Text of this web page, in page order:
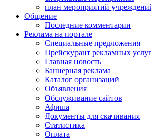
план мероприятий
Общение
Последние комментарии
Реклама на портале
Специальные предложения
Прейскурант рекламных
Главная новость
Баннерная реклама
Каталог организаций
Объявления
Обслуживание сайтов
Афиша
Документы для скачивания
Статистика
Оплата